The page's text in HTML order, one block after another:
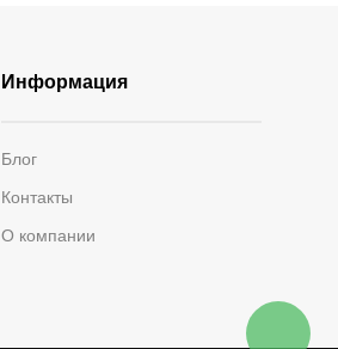
Информация
Блог
Контакты
О компании